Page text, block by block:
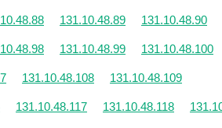
131.10.48.89 131.10.48.90
131.10.48.99 131.10.48.100
131.10.48.108 131.10.48.109
131.10.48.117 131.10.48.118